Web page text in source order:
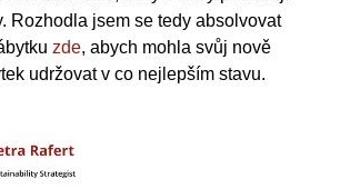
Rozhodla jsem se tedy absolvovat
zde, abych mohla svůj nově
udržovat v co nejlepším stavu.